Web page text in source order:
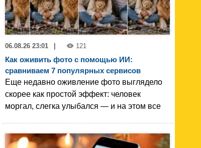
06.08.26 23:01 121
Как оживить фото с помощью ИИ:
сравниваем 7 популярных сервисов
Еще недавно оживление фото выглядело
скорее как простой эффект: человек
моргал, слегка улыбался — и на этом все